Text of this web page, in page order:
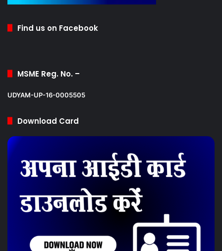
Find us on Facebook
MSME Reg. No. –
UDYAM-UP-16-0005505
Download Card